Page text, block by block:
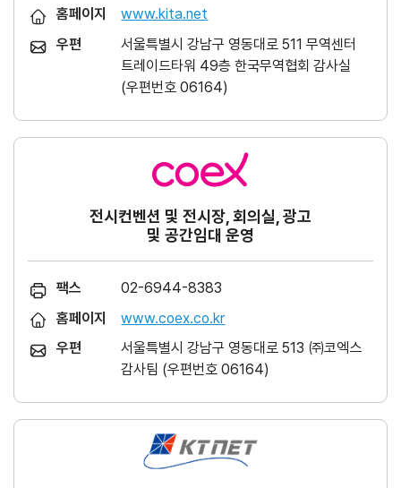
홈페이지
www.kita.net
우편
서울특별시 강남구 영동대로 511 무역센터
트레이드타워 49층 한국무역협회 감사실
(우편번호 06164)
전시컨벤션 및 전시장, 회의실, 광고
및 공간임대 운영
팩스
02-6944-8383
홈페이지
www.coex.co.kr
우편
서울특별시 강남구 영동대로 513 ㈜코엑스
감사팀 (우편번호 06164)